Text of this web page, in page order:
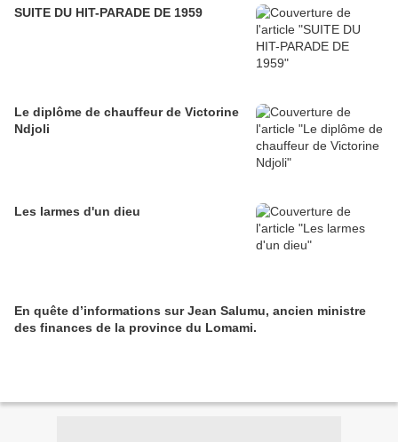
SUITE DU HIT-PARADE DE 1959
Le diplôme de chauffeur de Victorine
Ndjoli
Les larmes d'un dieu
En quête d’informations sur Jean Salumu, ancien ministre
des finances de la province du Lomami.